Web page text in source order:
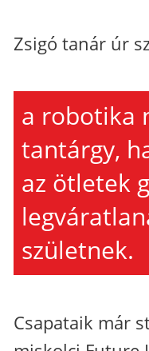
Zsigó tanár úr
a robotika
tantárgy,
az ötletek
születnek.
Csapataik már